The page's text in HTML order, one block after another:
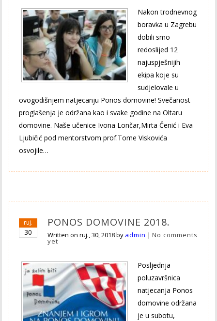
Nakon trodnevnog
boravka u Zagrebu
dobili smo
redoslijed 12
najuspješnijih
ekipa koje su
sudjelovale u
ovogodišnjem natjecanju Ponos domovine! Svečanost
proglašenja je održana kao i svake godine na Oltaru
domovine. Naše učenice Ivona Lončar,Mirta Čenić i Eva
Ljubičić pod mentorstvom prof.Tome Viskovića
osvojile…
ruj.
30
PONOS DOMOVINE 2018.
Written onruj., 30, 2018by admin |No comments
yet
Posljednja
poluzavršnica
natjecanja Ponos
domovine održana
je u subotu,